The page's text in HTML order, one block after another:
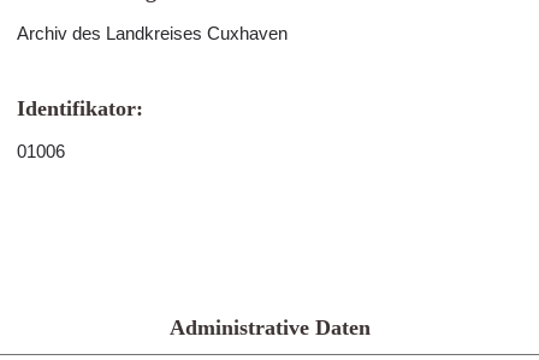
Archiv des Landkreises Cuxhaven
Identifikator:
01006
Administrative Daten